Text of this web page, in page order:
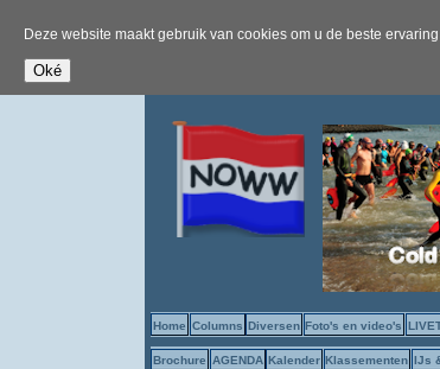
Deze website maakt gebruik van cookies om u de beste
Home Columns Diversen Foto's en video's
Brochure AGENDA Kalender Klassementen IJs